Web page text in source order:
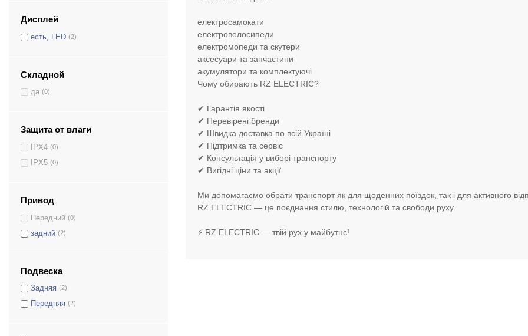
Дисплей
есть, LED (2)
Складной
да (0)
Защита от влаги
IPX4 (0)
IPX5 (0)
Привод
Передний (0)
задний (2)
Подвеска
Задняя (2)
Передняя (2)
електросамокати
електровелосипеди
електромопеди та скутери
аксесуари та запчастини
акумулятори та комплектуючі
Чому обирають RZ ELECTRIC?
✔ Гарантія якості
✔ Перевірені бренди
✔ Швидка доставка по всій Україні
✔ Підтримка та сервіс
✔ Консультація у виборі транспорту
✔ Вигідні ціни та акції
Ми допомагаємо обрати транспорт як для щоденних поїздок, так і для активного
RZ ELECTRIC — це поєднання стилю, технологій та свободи руху.
⚡ RZ ELECTRIC — твій рух у майбутнє!